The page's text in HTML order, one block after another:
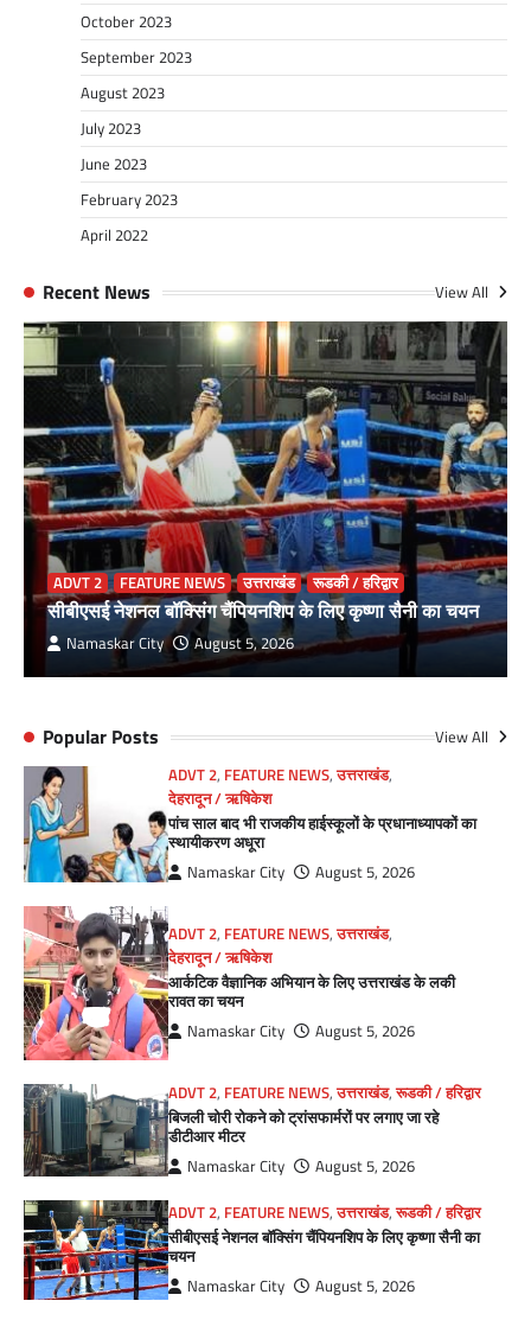
October 2023
September 2023
August 2023
July 2023
June 2023
February 2023
April 2022
Recent News View All
ADVT 2 FEATURE NEWS उत्तराखंड रूडकी / हरिद्वार
सीबीएसई नेशनल बॉक्सिंग चैंपियनशिप के लिए कृष्णा सैनी का चयन
Namaskar City August 5, 2026
Popular Posts View All
ADVT 2, FEATURE NEWS,उत्तराखंड,
देहरादून / ऋषिकेश
पांच साल बाद भी राजकीय हाईस्कूलों के प्रधानाध्यापकों का
स्थायीकरण अधूरा
Namaskar City August 5, 2026
ADVT 2, FEATURE NEWS,उत्तराखंड,
देहरादून / ऋषिकेश
आर्कटिक वैज्ञानिक अभियान के लिए उत्तराखंड के लकी
रावत का चयन
Namaskar City August 5, 2026
ADVT 2, FEATURE NEWS,उत्तराखंड,रूडकी / हरिद्वार
बिजली चोरी रोकने को ट्रांसफार्मरों पर लगाए जा रहे
डीटीआर मीटर
Namaskar City August 5, 2026
ADVT 2, FEATURE NEWS,उत्तराखंड,रूडकी / हरिद्वार
सीबीएसई नेशनल बॉक्सिंग चैंपियनशिप के लिए कृष्णा सैनी का
चयन
Namaskar City August 5, 2026